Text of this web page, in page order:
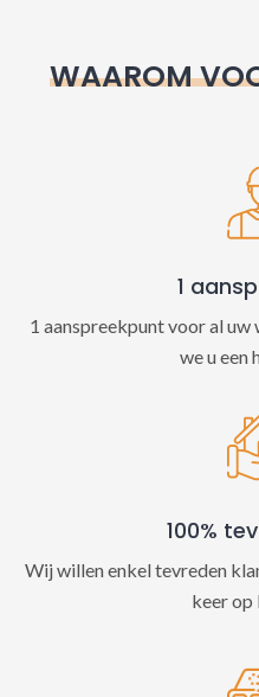
WAAROM
1
1 aanspreekpunt voor al uw
we u een
100%
Wij willen enkel tevreden
keer op